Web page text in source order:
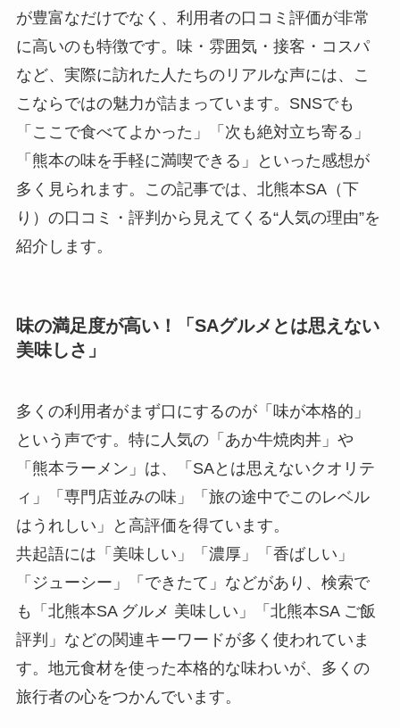
が豊富なだけでなく、利用者の口コミ評価が非常
に高いのも特徴です。味・雰囲気・接客・コスパ
など、実際に訪れた人たちのリアルな声には、こ
こならではの魅力が詰まっています。SNSでも
「ここで食べてよかった」「次も絶対立ち寄る」
「熊本の味を手軽に満喫できる」といった感想が
多く見られます。この記事では、北熊本SA（下
り）の口コミ・評判から見えてくる“人気の理由”を
紹介します。
味の満足度が高い！「SAグルメとは思えない
美味しさ」
多くの利用者がまず口にするのが「味が本格的」
という声です。特に人気の「あか牛焼肉丼」や
「熊本ラーメン」は、「SAとは思えないクオリテ
ィ」「専門店並みの味」「旅の途中でこのレベル
はうれしい」と高評価を得ています。
共起語には「美味しい」「濃厚」「香ばしい」
「ジューシー」「できたて」などがあり、検索で
も「北熊本SA グルメ 美味しい」「北熊本SA ご飯
評判」などの関連キーワードが多く使われていま
す。地元食材を使った本格的な味わいが、多くの
旅行者の心をつかんでいます。